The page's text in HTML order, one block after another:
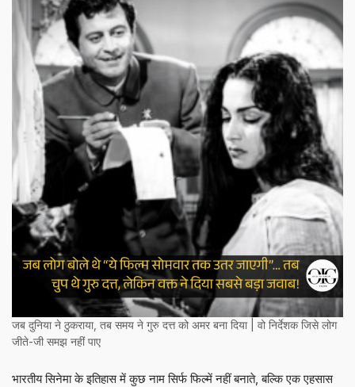
जब दुनिया ने ठुकराया, तब समय ने गुरु दत्त को अमर बना दिया | वो निर्देशक जिसे लोग
जीते-जी समझ नहीं पाए
भारतीय सिनेमा के इतिहास में कुछ नाम सिर्फ फिल्में नहीं बनाते, बल्कि एक एहसास